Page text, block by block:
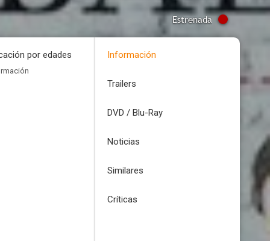
Estrenada
por edades Información
Trailers
DVD / Blu-Ray
Noticias
Similares
Críticas